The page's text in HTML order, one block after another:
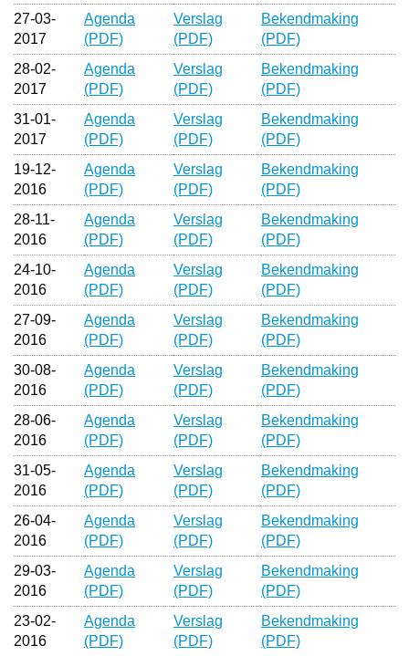
27-03-
2017
Agenda
(PDF)
Verslag
(PDF)
Bekendmaking
(PDF)
28-02-
2017
Agenda
(PDF)
Verslag
(PDF)
Bekendmaking
(PDF)
31-01-
2017
Agenda
(PDF)
Verslag
(PDF)
Bekendmaking
(PDF)
19-12-
2016
Agenda
(PDF)
Verslag
(PDF)
Bekendmaking
(PDF)
28-11-
2016
Agenda
(PDF)
Verslag
(PDF)
Bekendmaking
(PDF)
24-10-
2016
Agenda
(PDF)
Verslag
(PDF)
Bekendmaking
(PDF)
27-09-
2016
Agenda
(PDF)
Verslag
(PDF)
Bekendmaking
(PDF)
30-08-
2016
Agenda
(PDF)
Verslag
(PDF)
Bekendmaking
(PDF)
28-06-
2016
Agenda
(PDF)
Verslag
(PDF)
Bekendmaking
(PDF)
31-05-
2016
Agenda
(PDF)
Verslag
(PDF)
Bekendmaking
(PDF)
26-04-
2016
Agenda
(PDF)
Verslag
(PDF)
Bekendmaking
(PDF)
29-03-
2016
Agenda
(PDF)
Verslag
(PDF)
Bekendmaking
(PDF)
23-02-
2016
Agenda
(PDF)
Verslag
(PDF)
Bekendmaking
(PDF)